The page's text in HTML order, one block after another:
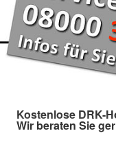
Kostenlose DRK-
Wir beraten Sie